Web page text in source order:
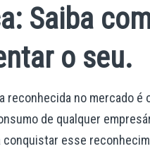
Saiba
o seu.
reconhecida no mercado é
de qualquer
conquistar esse